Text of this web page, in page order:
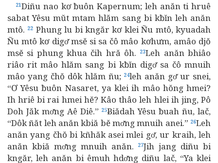
21Diñu nao kơ ƀuôn Kapernum; leh anăn ti hruê
sabat Yêsu mŭt mtam hlăm sang bi kƀĭn leh anăn
mtô. 22 Phung lu bi kngăr kơ klei Ñu mtô, kyuadah
Ñu mtô kơ digơ̆ msĕ si sa čô mâo kơhưm, amâo djŏ
msĕ si phung khua čih hră ôh.
23Leh anăn bhiâo
riâo rit mâo hlăm sang bi kƀĭn digơ̆ sa čô mnuih
mâo yang čhŏ dôk hlăm ñu; 24leh anăn gơ̆ ur snei,
“Ơ Yêsu ƀuôn Nasaret, ya klei ih mâo hŏng hmei?
Ih hriê bi rai hmei hĕ? Kâo thâo leh hlei ih jing, Pô
Doh Jăk mơ̆ng Aê Diê.” 25Ƀiădah Yêsu ƀuah ñu, lač,
“Dôk ñăt leh anăn kbiă bĕ mơ̆ng mnuih anei.” 26Leh
anăn yang čhŏ bi kñhăk asei mlei gơ̆, ur kraih, leh
anăn kbiă mơ̆ng mnuih anăn.
27Jih jang diñu bi
kngăr, leh anăn bi êmuh hdơ̆ng diñu lač, “Ya klei